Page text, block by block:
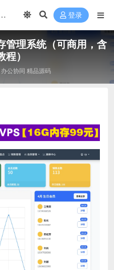
登录
管理系统（可商用，含
）
办公协同 精品源码